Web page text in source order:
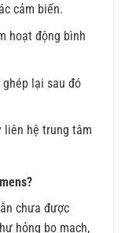
cảm biến.
hoạt động bình
lại sau đó
liên hệ trung tâm
chưa được
hỏng bo mạch,